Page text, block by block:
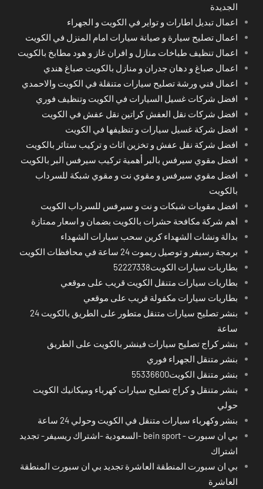
الجديدة
اعمال تبديل اطارات و تواير في الكويت و الجهراء
اعمال تصليح سيارة و صيانة سيارات امام المنزل في الكويت
اعمال تنظيف طباخات منازل و افران غاز و هود مطابخ بالكويت
اعمال صباغ و دهان جدران و منازل بالكويت صباغ هندي
اعمال فني ورشة تصليح سيارات متنقلة في الكويت والاحمدي
افضل شركات غسيل السيارات في الكويت وتنظيف فوري
افضل شركات نقل العفش كراتين نقل عفش في الكويت
افضل شركة غسيل سيارات و تنظيفها في الكويت
افضل شركة نقل عفش و تخزين اثاث و تركيب ستائر بالكويت
افضل مقوي سيرفس بالبر أهمية تركيب سيرفس البر بالكويت
افضل مقوي سيرفس و مقوي نت و مقوي شبكة للسرداب
بالكويت
افضل مقويات شبكات و نت و سيرفس للسرداب الكويت
اهم شركة مكافحة حشرات بالكويت بضمان و اسعار ممتازة
بدالة ونشات الشهداء كرين سحب سيارات الشهداء
برمجة رسيفر و توصيل ريموت 24 ساعة في محافظات الكويت
بطاريات سيارات الكويت52227338
بطاريات سيارات متنقل الكويت قريب على موقعي
بطاريات سيارات مكفولة قريب على موقعي
بنشر تصليح سيارات متنقل متطور على الطريق بالكويت 24
ساعة
بنشر كراج تصليح سيارات فينشر بالكويت على الطريق
بنشر متنقل الجهراء فوري
بنشر متنقل الكويت55336600
بنشر متنقل و كراج تصليح سيارات كهرباء وميكانيك الكويت
حولي
بنشر وكهرباء سيارات متنقل في الكويت وحولي 24 ساعة
بي ان سبورت - bein sport -السعودية -اشتراك ريسيفر- تجديد
اشتراك
بي ان سبورت المنطقة العاشرة تجديد بي ان سبورت المنطقة
العاشرة